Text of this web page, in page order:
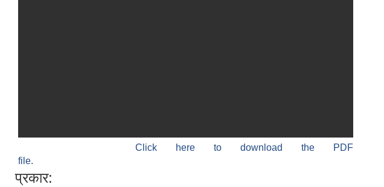
Click here to download the PDF
file.
प्रकार: